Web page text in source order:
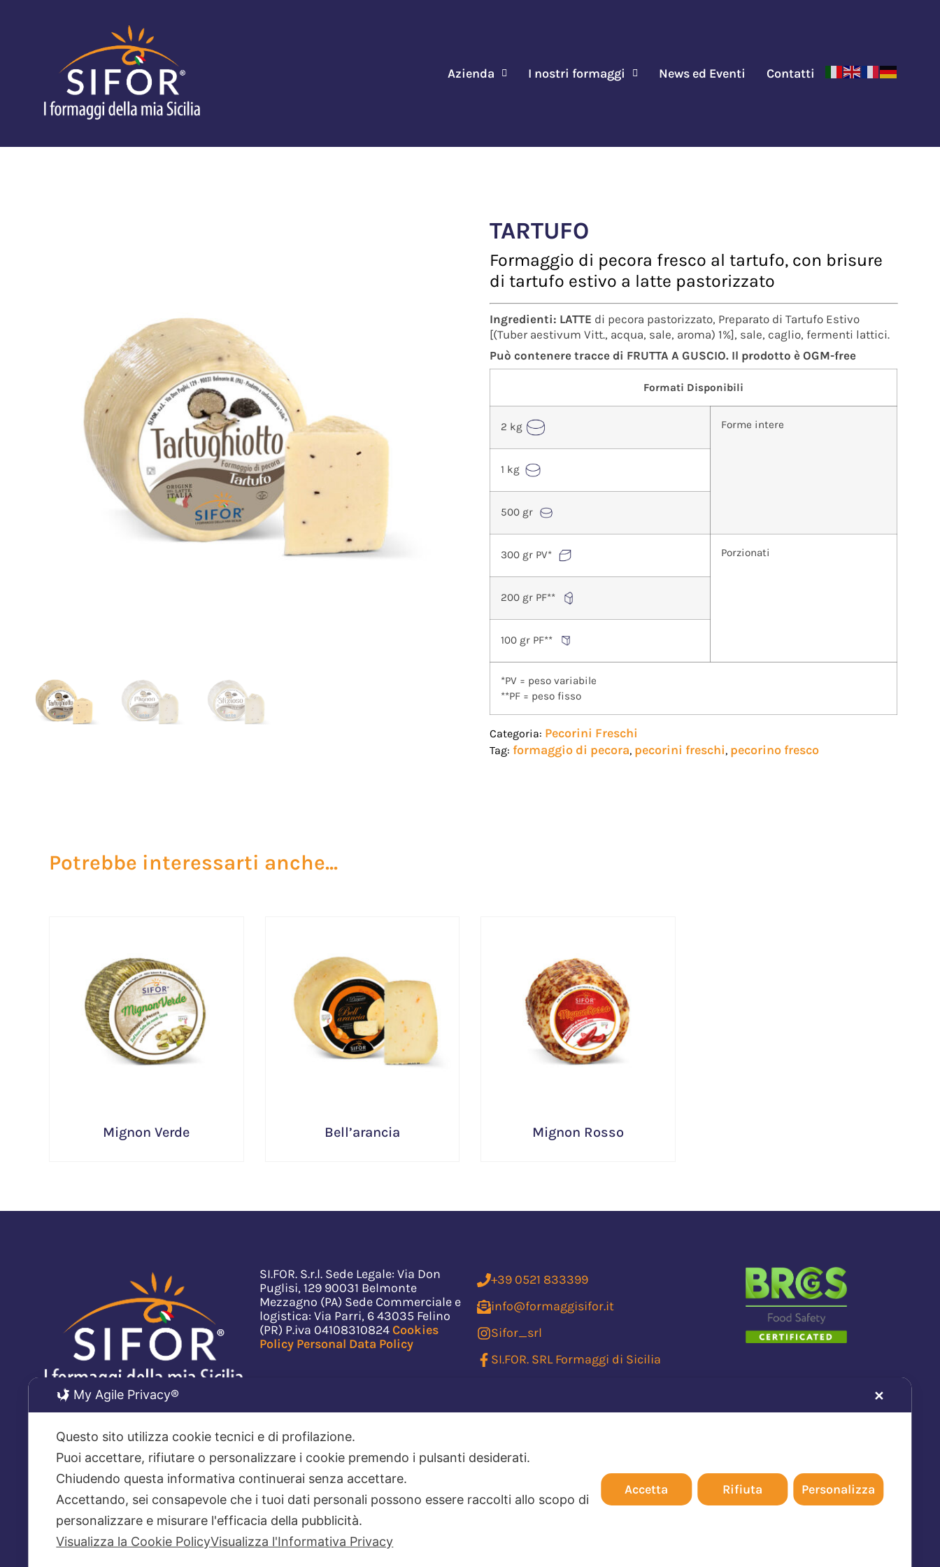
Azienda I nostri formaggi News ed Eventi Contatti
TARTUFO
Formaggio di pecora fresco al tartufo, con brisure
di tartufo estivo a latte pastorizzato
Ingredienti: LATTE di pecora pastorizzato, Preparato di Tartufo Estivo
[(Tuber aestivum Vitt., acqua, sale, aroma) 1%], sale, caglio, fermenti lattici.
Può contenere tracce di FRUTTA A GUSCIO. Il prodotto è OGM-free
Formati Disponibili
2 kg Forme intere
1 kg
500 gr
300 gr PV* Porzionati
200 gr PF**
100 gr PF**
*PV = peso variabile
**PF = peso fisso
Categoria: Pecorini Freschi
Tag: formaggio di pecora, pecorini freschi, pecorino fresco
Potrebbe interessarti anche...
Mignon Verde Bell’arancia Mignon Rosso
SI.FOR. S.r.l. Sede Legale: Via Don
Puglisi, 129 90031 Belmonte
Mezzagno (PA) Sede Commerciale e
logistica: Via Parri, 6 43035 Felino
(PR) P.iva 04108310824 Cookies
Policy Personal Data Policy
+39 0521 833399
info@formaggisifor.it
Sifor_srl
SI.FOR. SRL Formaggi di Sicilia
PROGETTO REALIZZATO GRAZIE AI FONDI EUROPEI DELLA REGIONE EMILIA-ROMAGNA
Il progetto, finanziato grazie all’iniziativa Fondo Energia, ha previsto l’ampliamento dell’impianto fotovoltaico esistente in via Parri 6 a
Felino (PR) di 30,6 kWp con 72 moduli da 425 W e 2 inverter da 15 kW, e la realizzazione di un nuovo impianto da 19,55 kWp in via Parri 10
con 46 moduli da 425 W e un inverter da 20 kW. Questi impianti garantiscono all’azienda minori costi energetici e un impatto ambientale
positivo grazie all’energia rinnovabile.
My Agile Privacy® ✕
Questo sito utilizza cookie tecnici e di profilazione.
Puoi accettare, rifiutare o personalizzare i cookie premendo i pulsanti desiderati.
Chiudendo questa informativa continuerai senza accettare.
Accettando, sei consapevole che i tuoi dati personali possono essere raccolti allo scopo di
personalizzare e misurare l'efficacia della pubblicità.
Visualizza la Cookie PolicyVisualizza l'Informativa Privacy
Accetta Rifiuta Personalizza